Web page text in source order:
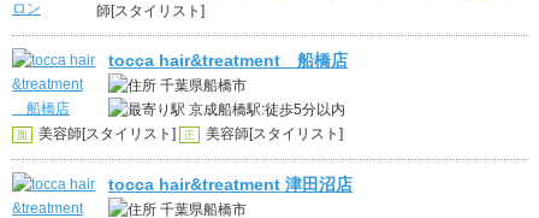
師[スタイリスト]
tocca hair&treatment 船橋店
千葉県船橋市
京成船橋駅:徒歩5分以内
面 美容師[スタイリスト] 正 美容師[スタイリスト]
tocca hair&treatment 津田沼店
千葉県船橋市